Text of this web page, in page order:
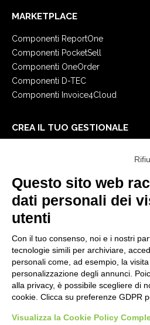
MARKETPLACE
Componenti ReportOne
Componenti PocketSell
Componenti OneOrder
Componenti D-TEC
Componenti Invoice4Cloud
CREA IL TUO GESTIONALE
E-Book
Blog
NOTE LEGALI
Informative Privacy
Security Policy
Documentazione contrattuale e
Condizioni generali di fornitura
Condizioni di vendita
Condizioni del servizio di supporto
Questo sito web
dati personali dei
utenti
Con il tuo consenso, noi e i nostri
tecnologie simili per archiviare,
personali come, ad esempio, la
personalizzazione degli annunci.
alla privacy, è possibile scegliere di
cookie. Clicca su preferenze GDPR
Visualizza la Cookie Policy